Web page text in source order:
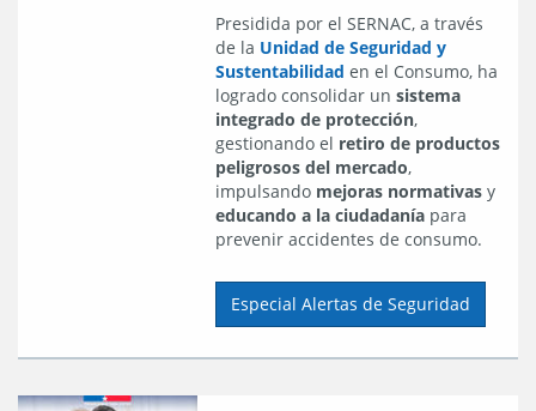
Presidida por el SERNAC, a través
de la Unidad de Seguridad y
Sustentabilidad en el Consumo, ha
logrado consolidar un sistema
integrado de protección,
gestionando el retiro de productos
peligrosos del mercado,
impulsando mejoras normativas y
educando a la ciudadanía para
prevenir accidentes de consumo.
Especial Alertas de Seguridad